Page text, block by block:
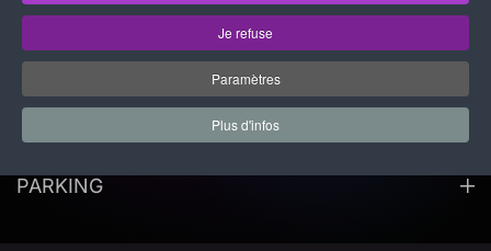
Je refuse
Paramètres
Plus d'infos
ACCÈS
PARKING